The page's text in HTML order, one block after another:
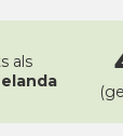
als